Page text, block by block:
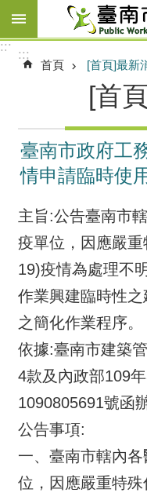
跳到主要內容區塊
:::
:::
首頁 [首頁]最新
[首
臺南市政府工
情申請臨時使
主旨:公告臺南市
疫單位，因應嚴
19)疫情為處理不
作業興建臨時性
之簡化作業程序。
依據:臺南市建築
4款及內政部109
1090805691號函
公告事項:
一、臺南市轄內
位，因應嚴重特